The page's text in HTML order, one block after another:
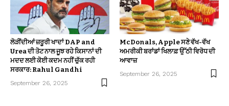
ਲੋੜੀਂਦੀਆਂ ਜ਼ਰੂਰੀ ਖਾਦਾਂ DAP and
Urea ਦੀ ਤੋਟ ਨਾਲ ਜੂਝ ਰਹੇ ਕਿਸਾਨਾਂ ਦੀ
ਮਦਦ ਲਈ ਕੋਈ ਕਦਮ ਨਹੀਂ ਚੁੱਕ ਰਹੀ
ਸਰਕਾਰ: Rahul Gandhi
September 26, 2025
McDonals, Apple ਸਣੇ ਵੱਖ-ਵੱਖ
ਅਮਰੀਕੀ ਬਰਾਂਡਾਂ ਖਿਲਾਫ਼ ਉੱਠੀ ਵਿਰੋਧ ਦੀ
ਆਵਾਜ਼
September 26, 2025